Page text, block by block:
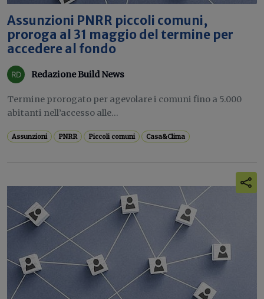
Assunzioni PNRR piccoli comuni,
proroga al 31 maggio del termine per
accedere al fondo
Redazione Build News
Termine prorogato per agevolare i comuni fino a 5.000
abitanti nell’accesso alle...
Assunzioni PNRR Piccoli comuni Casa&Clima